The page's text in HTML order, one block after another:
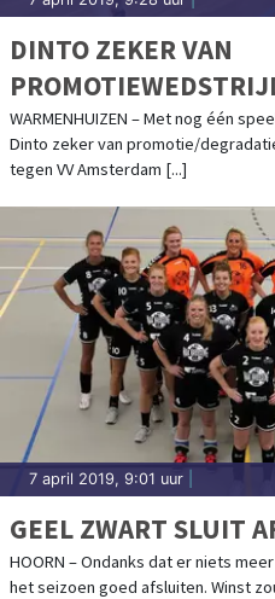
DINTO ZEKER VAN
WARMENHUIZEN – Met nog één
Dinto zeker van promotie/
tegen VV Amsterdam [...]
7 april 2019, 9:01 uur
GEEL ZWART SLUIT
HOORN – Ondanks dat er niets
het seizoen goed afsluiten. Winst